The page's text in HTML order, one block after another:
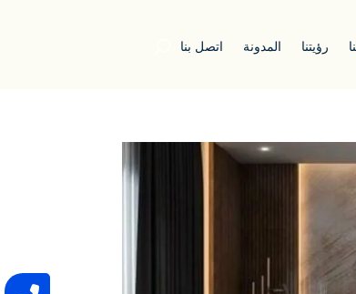
رؤيتنا المدونة اتصل بنا